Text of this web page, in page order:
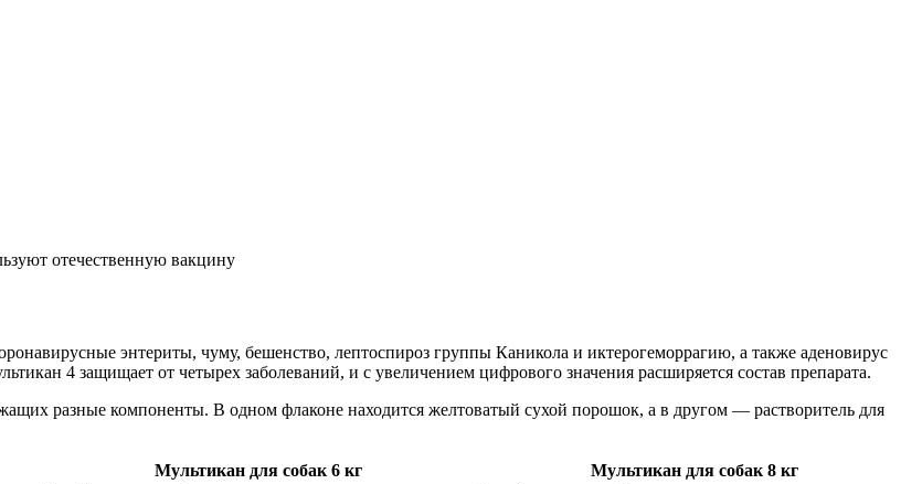
отечественную вакцину
энтериты, чуму, бешенство, лептоспироз группы Каникола и иктерогеморрагию, а также аденовирус
4 защищает от четырех заболеваний, и с увеличением цифрового значения расширяется состав препарата.
разные компоненты. В одном флаконе находится желтоватый сухой порошок, а в другом — растворитель для
Мультикан для собак 6 кг Мультикан для собак 8 кг